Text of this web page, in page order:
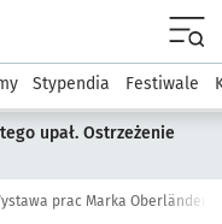
Kultura
Stypendia Festiwale
upał. Ostrzeżenie
prac Marka Oberländera